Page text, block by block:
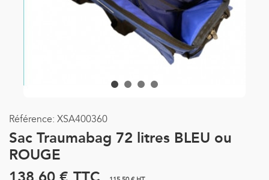
Référence: XSA400360
Sac Traumabag 72 litres BLEU ou
ROUGE